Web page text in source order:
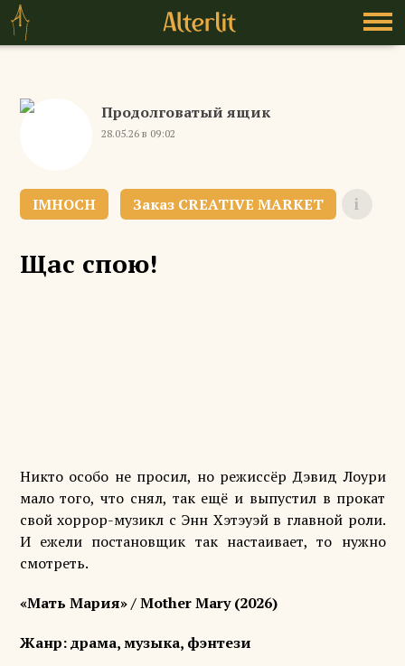
Продолговатый ящик
28.05.26 в 09:02
IMHOCH
Щас спою!
Никто особо не просил, но режиссёр Дэвид Лоури
мало того, что снял, так ещё и выпустил в прокат
свой хоррор-музикл с Энн Хэтэуэй в главной роли.
И ежели постановщик так настаивает, то нужно
смотреть.
«Мать Мария» /MotherMary (2026)
Жанр: драма, музыка, фэнтези